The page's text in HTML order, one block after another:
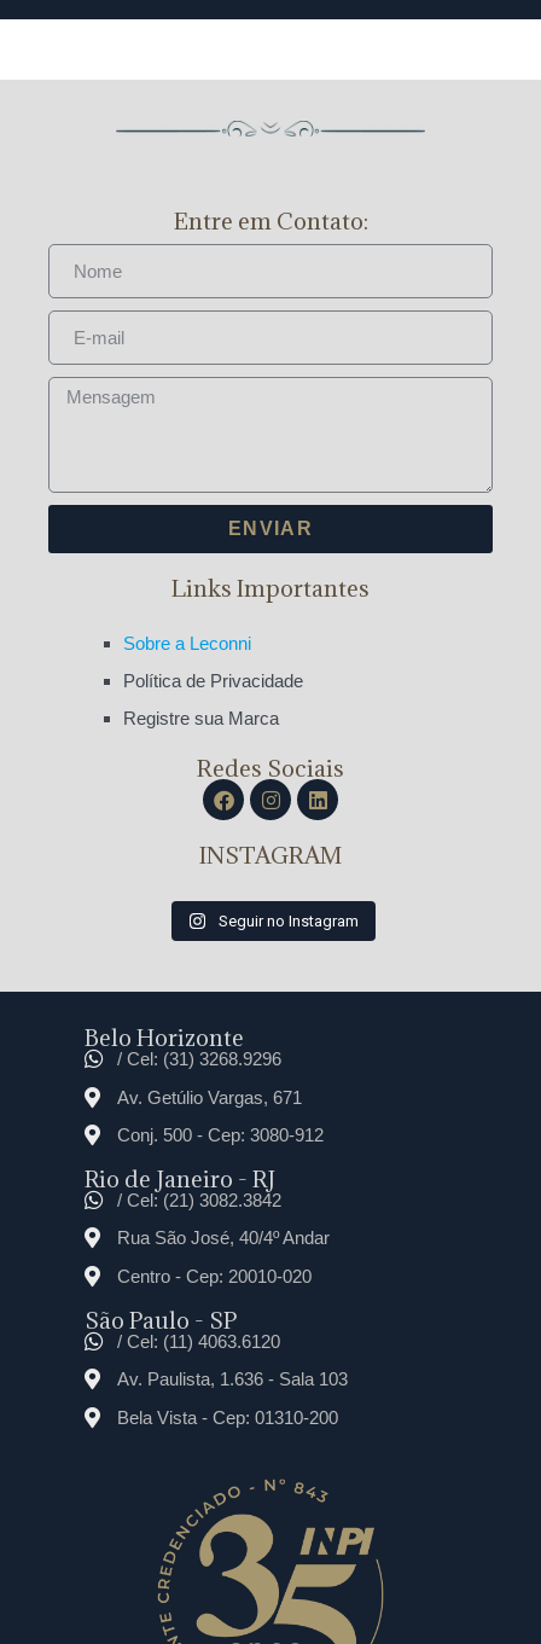
Entre em Contato:
ENVIAR
Links Importantes
Sobre a Leconni
Política de Privacidade
Registre sua Marca
Redes Sociais
INSTAGRAM
Seguir no Instagram
Belo Horizonte
/ Cel: (31) 3268.9296
Av. Getúlio Vargas, 671
Conj. 500 - Cep: 3080-912
Rio de Janeiro - RJ
/ Cel: (21) 3082.3842
Rua São José, 40/4º Andar
Centro - Cep: 20010-020
São Paulo - SP
/ Cel: (11) 4063.6120
Av. Paulista, 1.636 - Sala 103
Bela Vista - Cep: 01310-200